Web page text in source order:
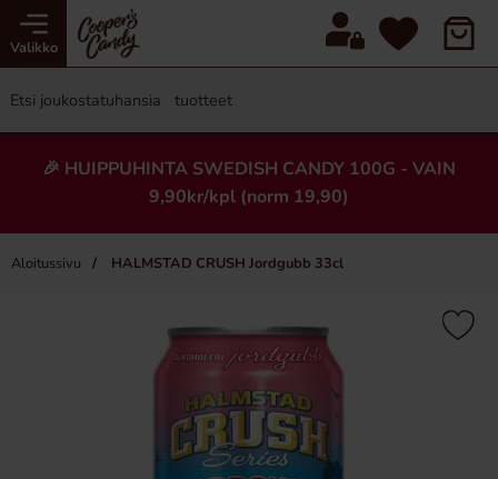
Valikko
🎉 HUIPPUHINTA SWEDISH CANDY 100G - VAIN
9,90kr/kpl (norm 19,90)
Aloitussivu HALMSTAD CRUSH Jordgubb 33cl
×